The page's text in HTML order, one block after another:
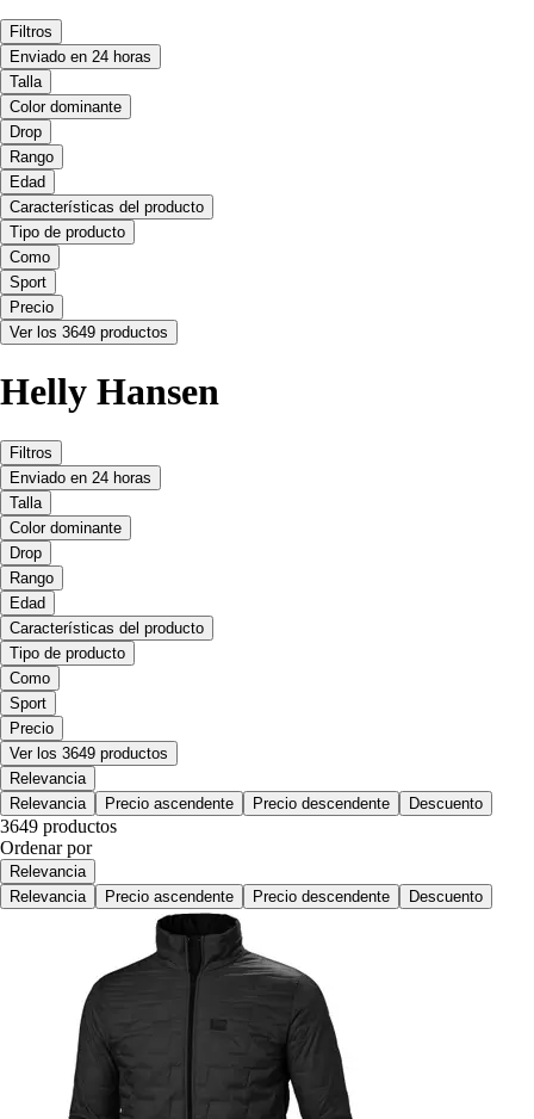
Filtros
Enviado en 24 horas
Talla
Color dominante
Drop
Rango
Edad
Características del producto
Tipo de producto
Como
Sport
Precio
Ver los 3649 productos
Helly Hansen
Filtros
Enviado en 24 horas
Talla
Color dominante
Drop
Rango
Edad
Características del producto
Tipo de producto
Como
Sport
Precio
Ver los 3649 productos
Relevancia
Relevancia
Precio ascendente Precio descendente Descuento
3649 productos
Ordenar por
Relevancia
Relevancia
Precio ascendente Precio descendente Descuento